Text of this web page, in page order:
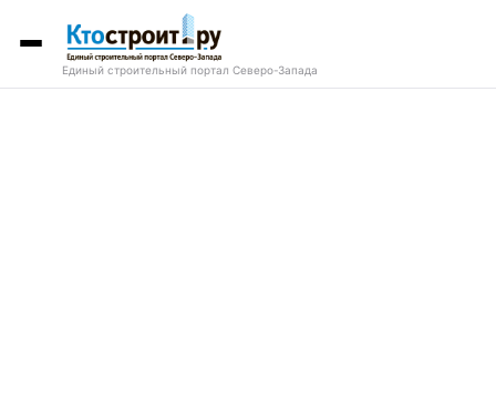
Единый строительный портал Северо-Запада